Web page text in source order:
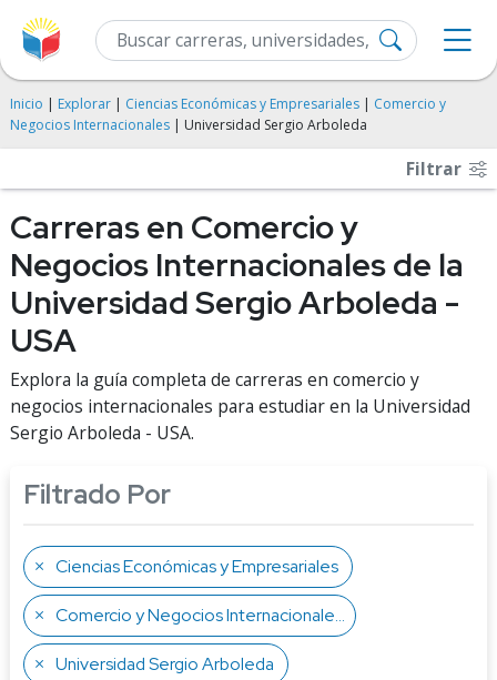
Inicio | Explorar | Ciencias Económicas y Empresariales | Comercio y
Negocios Internacionales | Universidad Sergio Arboleda
Filtrar
Carreras en Comercio y
Negocios Internacionales de la
Universidad Sergio Arboleda -
USA
Explora la guía completa de carreras en comercio y
negocios internacionales para estudiar en la Universidad
Sergio Arboleda - USA.
Filtrado Por
Ciencias Económicas y Empresariales
Comercio y Negocios Internacionales
Universidad Sergio Arboleda